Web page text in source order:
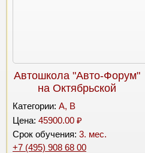
Автошкола "Авто-Форум"
на Октябрьской
Категории: A, B
Цена: 45900.00 ₽
Срок обучения: 3. мес.
+7 (495) 908 68 00